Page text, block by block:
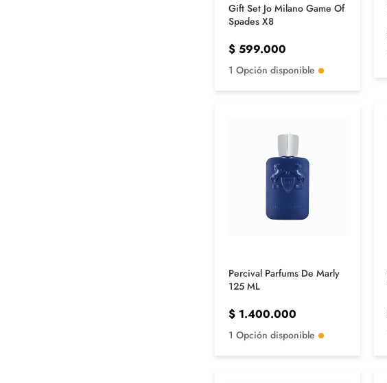
Gift Set Jo Milano Game Of
Spades X8
$599.000
1 Opción disponible
Percival Parfums De Marly
125 ML
$1.400.000
1 Opción disponible